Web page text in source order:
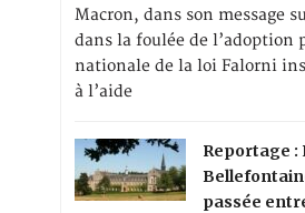
Macron, dans son message
dans la foulée de l’adoption
nationale de la loi Falorni
à l’aide
Reportage :
passée